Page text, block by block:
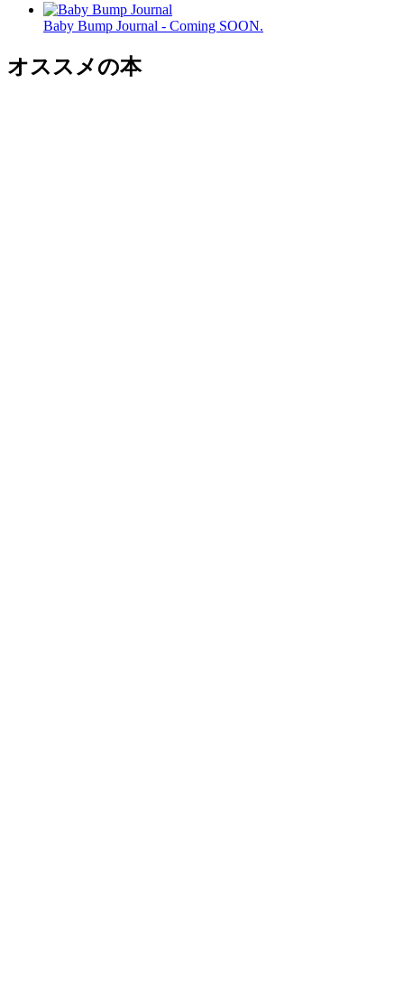
Baby Bump Journal - Coming SOON.
オススメの本